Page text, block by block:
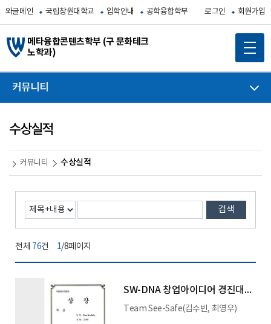
와글메인 국립창원대학교 입학안내 공학융합학부 로그인 회원가입
메타융합콘텐츠학부 (구 문화테크
노학과)
커뮤니티
수상실적
커뮤니티 수상실적
검색
전체 76건 1/8페이지
SW-DNA 창업아이디어 경진대회
Team See-Safe(김수빈, 최영우)